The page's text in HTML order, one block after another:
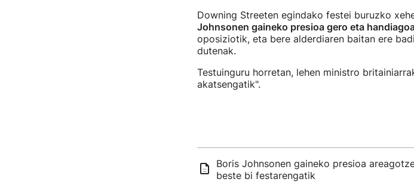
Downing Streeten egindako festei buruzko
Johnsonen gaineko presioa gero eta
oposiziotik, eta bere alderdiaren baitan ere
dutenak.
Testuinguru horretan, lehen ministro
akatsengatik".
Boris Johnsonen gaineko presioa
beste bi festarengatik